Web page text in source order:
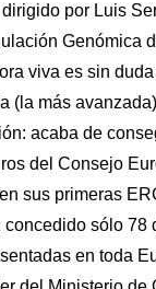
por Luis
Genómica
viva es sin
(la más
acaba de
del Consejo
sus primeras
concedido sólo 78
en toda